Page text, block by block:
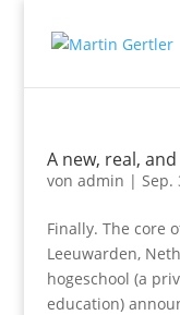
A new, real,
von admin | Sep.
Finally. The core
Leeuwarden,
hogeschool (a
education)